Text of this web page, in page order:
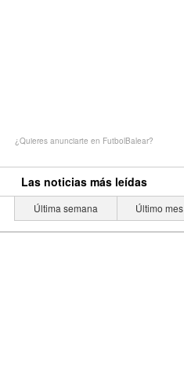
¿Quieres anunciarte en FutbolBalear?
Las noticias más leídas
Última semana Último mes